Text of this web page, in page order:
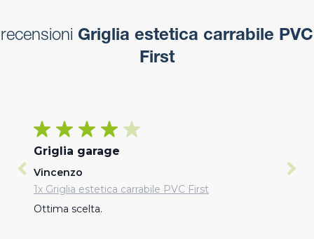
recensioni Griglia estetica carrabile PVC
First
Griglia garage
Vincenzo
1x Griglia estetica carrabile PVC First
Ottima scelta.